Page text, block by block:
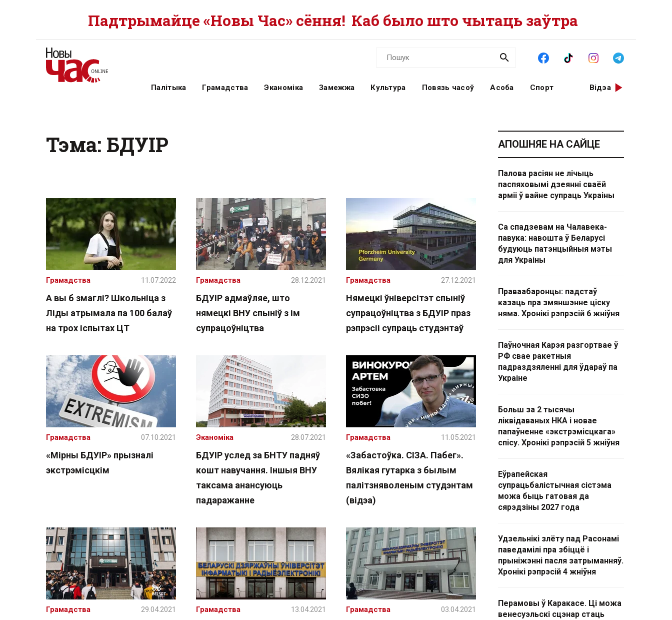
Падтрымайце «Новы Час» сёння! Каб было што чытаць заўтра
Палітыка Грамадства Эканоміка Замежжа Культура Повязь часоў Асоба Спорт Відэа
Тэма: БДУІР
А вы б змаглі? Школьніца з
Ліды атрымала па 100 балаў
на трох іспытах ЦТ
Грамадства 11.07.2022
БДУІР адмаўляе, што
нямецкі ВНУ спыніў з ім
супрацоўніцтва
Грамадства 28.12.2021
Нямецкі ўніверсітэт спыніў
супрацоўніцтва з БДУІР праз
рэпрэсіі супраць студэнтаў
Грамадства 27.12.2021
«Мірны БДУІР» прызналі
экстрэмісцкім
Грамадства 07.10.2021
БДУІР услед за БНТУ падняў
кошт навучання. Іншыя ВНУ
таксама анансуюць
падаражанне
Эканоміка 28.07.2021
«Забастоўка. СІЗА. Пабег».
Вялікая гутарка з былым
палітзняволеным студэнтам
(відэа)
Грамадства 11.05.2021
Грамадства 29.04.2021 Грамадства 13.04.2021 Грамадства 03.04.2021
АПОШНЯЕ НА САЙЦЕ
Палова расіян не лічыць
паспяховымі дзеянні сваёй
арміі ў вайне супраць Украіны
Са спадзевам на Чалавека-
павука: навошта ў Беларусі
будуюць патэнцыйныя мэты
для Украіны
Праваабаронцы: падстаў
казаць пра змяншэнне ціску
няма. Хронікі рэпрэсій 6 жніўня
Паўночная Карэя разгортвае ў
РФ свае ракетныя
падраздзяленні для ўдараў па
Украіне
Больш за 2 тысячы
ліквідаваных НКА і новае
папаўненне «экстрэмісцкага»
спісу. Хронікі рэпрэсій 5 жніўня
Еўрапейская
супрацьбалістычная сістэма
можа быць гатовая да
сярэдзіны 2027 года
Удзельнікі злёту пад Расонамі
паведамілі пра збіццё і
прыніжэнні пасля затрыманняў.
Хронікі рэпрэсій 4 жніўня
Перамовы ў Каракасе. Ці можа
венесуэльскі сцэнар стаць